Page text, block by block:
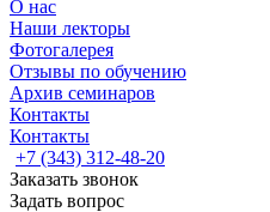
О нас
Наши лекторы
Фотогалерея
Отзывы по обучению
Архив семинаров
Контакты
Контакты
+7 (343) 312-48-20
Заказать звонок
Задать вопрос